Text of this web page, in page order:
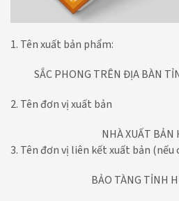
1. Tên xuất bản phẩm:
SẮC PHONG TRÊN ĐỊA BÀN
2. Tên đơn vị xuất bản
NHÀ XUẤT BẢN
3. Tên đơn vị liên kết xuất bản (nếu
BẢO TÀNG TỈNH